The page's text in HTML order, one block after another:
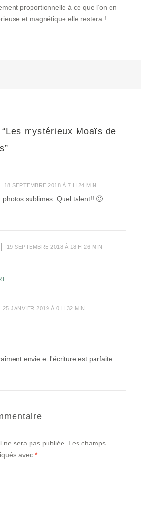
proportionnelle à ce que l’on en
et magnétique elle restera !
Les mystérieux Moaïs de
”
18 SEPTEMBRE 2018 À 7 H 24 MIN
photos sublimes. Quel talent!! 🙂
19 SEPTEMBRE 2018 À 18 H 26 MIN
25 JANVIER 2019 À 0 H 32 MIN
envie et l'écriture est parfaite.
ne sera pas publiée.
Les champs
avec *